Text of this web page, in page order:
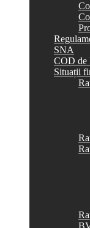
SNA
COD de
Situații